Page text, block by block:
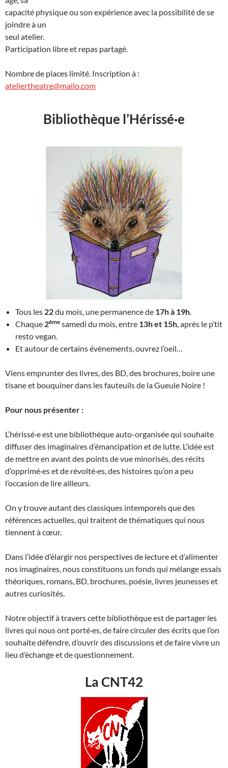
capacité physique ou son expérience avec la possibilité de se
joindre à un
seul atelier.
Participation libre et repas partagé.
Nombre de places limité. Inscription à :
ateliertheatre@mailo.com
Bibliothèque l’Hérissé·e
Tous les 22du mois, une permanence de 17h à 19h.
Chaque 2ème samedi du mois, entre 13h et 15h, après le p’tit
resto vegan.
Et autour de certains évènements, ouvrez l’oeil…
Viens emprunter des livres, des BD, des brochures, boire une
tisane et bouquiner dans les fauteuils de la Gueule Noire !
Pour nous présenter :
L’hérissé·e est une bibliothèque auto-organisée qui souhaite
diffuser des imaginaires d’émancipation et de lutte. L’idée est
de mettre en avant des points de vue minorisés, des récits
d’opprimé·es et de révolté·es, des histoires qu’on a peu
l’occasion de lire ailleurs.
On y trouve autant des classiques intemporels que des
références actuelles, qui traitent de thématiques qui nous
tiennent à cœur.
Dans l’idée d’élargir nos perspectives de lecture et d’alimenter
nos imaginaires, nous constituons un fonds qui mélange essais
théoriques, romans, BD, brochures, poésie, livres jeunesses et
autres curiosités.
Notre objectif à travers cette bibliothèque est de partager les
livres qui nous ont porté·es, de faire circuler des écrits que l’on
souhaite défendre, d’ouvrir des discussions et de faire vivre un
lieu d’échange et de questionnement.
La CNT42